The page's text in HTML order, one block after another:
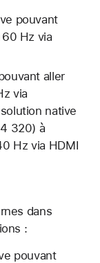
pouvant
Hz via
aller
via
native
320) à
Hz via HDMI
dans
:
pouvant